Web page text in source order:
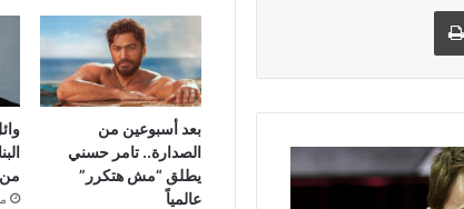
طباعة
بعد أسبوعين من
الصدارة.. تامر حسني
يطلق “مش هتكرر”
عالمياً